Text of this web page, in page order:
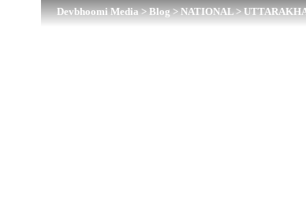
Devbhoomi Media>Blog>NATIONAL>